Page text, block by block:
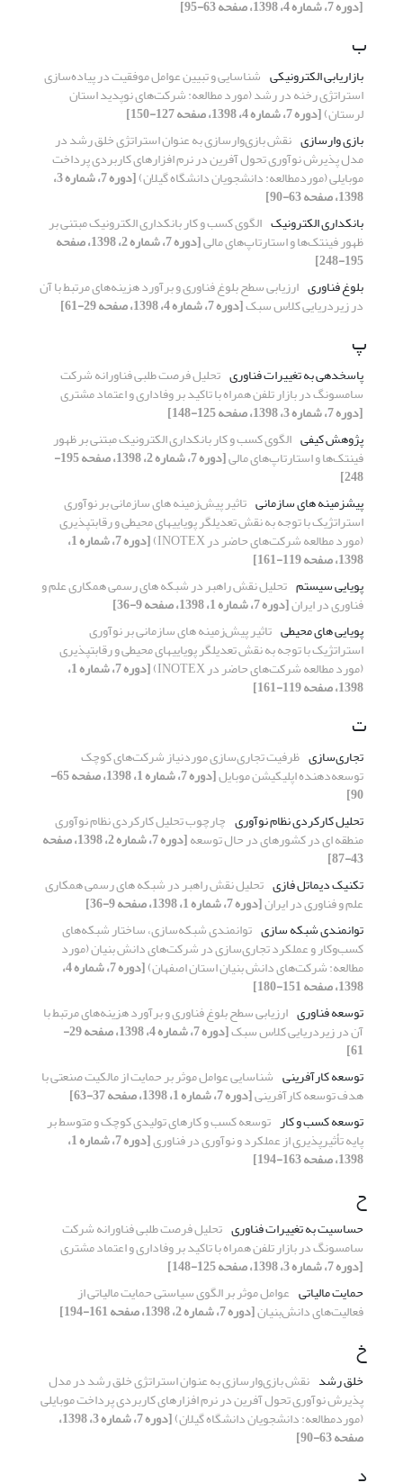
[دوره 7، شماره 4، 1398، صفحه 63-95]
ب
بازاریابی الکترونیکی شناسایی و تبیین عوامل موفقیت در پیاده‌سازی
استراتژی رخنه‌ در‌ رشد (مورد مطالعه: شرکت‌های‌ نوپدید استان‌
لرستان)[دوره 7، شماره 4، 1398، صفحه 127-150]
بازی وارسازی نقش بازی‌وارسازی به عنوان استراتژی خلق رشد در
مدل پذیرش نوآوری تحول آفرین در نرم افزارهای کاربردی پرداخت
موبایلی (موردمطالعه: دانشجویان دانشگاه گیلان) [دوره 7، شماره 3،
1398، صفحه 63-90]
بانکداری الکترونیک الگوی کسب و کار بانکداری الکترونیک مبتنی بر
ظهور فینتک‌ها و استارتاپ‌های مالی [دوره 7، شماره 2، 1398، صفحه
195-248]
بلوغ فناوری ارزیابی سطح بلوغ فناوری و برآورد هزینه‌های مرتبط با آن
در زیردریایی کلاس سبک[دوره 7، شماره 4، 1398، صفحه 29-61]
پ
پاسخ‏دهی به تغییرات فناوری تحلیل فرصت طلبی فناورانه شرکت
سامسونگ در بازار تلفن همراه با تاکید بر وفاداری و اعتماد مشتری
[دوره 7، شماره 3، 1398، صفحه 125-148]
پژوهش کیفی الگوی کسب و کار بانکداری الکترونیک مبتنی بر ظهور
فینتک‌ها و استارتاپ‌های مالی [دوره 7، شماره 2، 1398، صفحه 195-
248]
پیش‎زمینه های سازمانی
تاثیر پیش‌زمینه های سازمانی بر نوآوری
استراتژیک با توجه به نقش تعدیل‎گر پویایی‎های محیطی و رقابت‎پذیری
(مورد مطالعه شرکت‌های حاضر در INOTEX) [دوره 7، شماره 1،
1398، صفحه 119-161]
پویایی سیستم تحلیل نقش راهبر در شبکه های رسمی همکاری علم و
فناوری در ایران[دوره 7، شماره 1، 1398، صفحه 9-36]
پویایی های محیطی تاثیر پیش‌زمینه های سازمانی بر نوآوری
استراتژیک با توجه به نقش تعدیل‎گر پویایی‎های محیطی و رقابت‎پذیری
(مورد مطالعه شرکت‌های حاضر در INOTEX) [دوره 7، شماره 1،
1398، صفحه 119-161]
ت
تجاری‌سازی ظرفیت تجاری‌سازی موردنیاز شرکت‌های کوچک
توسعه‌دهنده اپلیکیشن موبایل [دوره 7، شماره 1، 1398، صفحه 65-
90]
تحلیل کارکردی نظام نوآوری چارچوب تحلیل کارکردی نظام نوآوری
منطقه ای در کشورهای در حال توسعه [دوره 7، شماره 2، 1398، صفحه
43-87]
تکنیک دیماتل فازی تحلیل نقش راهبر در شبکه های رسمی همکاری
علم و فناوری در ایران[دوره 7، شماره 1، 1398، صفحه 9-36]
توانمندی شبکه سازی توانمندی شبکه‌سازی، ساختار شبکه‌های
کسب‌وکار و عملکرد تجاری‌سازی در شرکت‌های دانش بنیان (مورد
مطالعه: شرکت‌های دانش بنیان استان اصفهان) [دوره 7، شماره 4،
1398، صفحه 151-180]
توسعه‌ فناوری ارزیابی سطح بلوغ فناوری و برآورد هزینه‌های مرتبط با
آن در زیردریایی کلاس سبک [دوره 7، شماره 4، 1398، صفحه 29-
61]
توسعه کارآفرینی شناسایی عوامل موثر بر حمایت از مالکیت صنعتی با
هدف توسعه کارآفرینی[دوره 7، شماره 1، 1398، صفحه 37-63]
توسعه کسب و کار توسعه کسب و کارهای تولیدی کوچک و متوسط بر
پایه تأثیرپذیری از عملکرد و نوآوری در فناوری [دوره 7، شماره 1،
1398، صفحه 163-194]
ح
حساسیت به تغییرات فناوری تحلیل فرصت طلبی فناورانه شرکت
سامسونگ در بازار تلفن همراه با تاکید بر وفاداری و اعتماد مشتری
[دوره 7، شماره 3، 1398، صفحه 125-148]
حمایت مالیاتی عوامل موثر بر الگوی سیاستی حمایت مالیاتی از
فعالیت‌های دانش‌بنیان[دوره 7، شماره 2، 1398، صفحه 161-194]
خ
خلق رشد نقش بازی‌وارسازی به عنوان استراتژی خلق رشد در مدل
پذیرش نوآوری تحول آفرین در نرم افزارهای کاربردی پرداخت موبایلی
(موردمطالعه: دانشجویان دانشگاه گیلان) [دوره 7، شماره 3، 1398،
صفحه 63-90]
د